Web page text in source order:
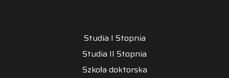
Studia I Stopnia
Studia II Stopnia
Szkoła doktorska